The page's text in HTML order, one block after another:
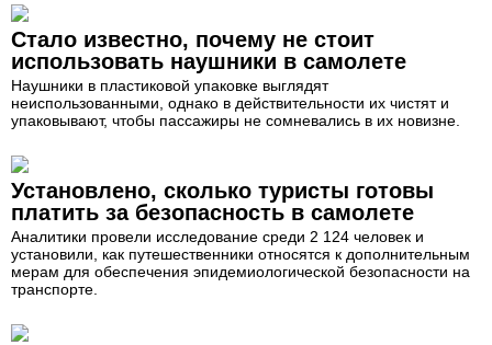
Стало известно, почему не стоит
использовать наушники в самолете
Наушники в пластиковой упаковке выглядят
неиспользованными, однако в действительности их чистят и
упаковывают, чтобы пассажиры не сомневались в их новизне.
Установлено, сколько туристы готовы
платить за безопасность в самолете
Аналитики провели исследование среди 2 124 человек и
установили, как путешественники относятся к дополнительным
мерам для обеспечения эпидемиологической безопасности на
транспорте.